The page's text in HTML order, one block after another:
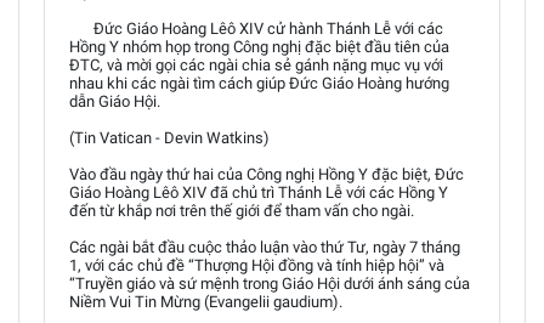
Đức Giáo Hoàng Lêô XIV cử hành Thánh Lễ với các
Hồng Y nhóm họp trong Công nghị đặc biệt đầu tiên của
ĐTC, và mời gọi các ngài chia sẻ gánh nặng mục vụ với
nhau khi các ngài tìm cách giúp Đức Giáo Hoàng hướng
dẫn Giáo Hội.
(Tin Vatican - Devin Watkins)
Vào đầu ngày thứ hai của Công nghị Hồng Y đặc biệt, Đức
Giáo Hoàng Lêô XIV đã chủ trì Thánh Lễ với các Hồng Y
đến từ khắp nơi trên thế giới để tham vấn cho ngài.
Các ngài bắt đầu cuộc thảo luận vào thứ Tư, ngày 7 tháng
1, với các chủ đề “Thượng Hội đồng và tính hiệp hội” và
“Truyền giáo và sứ mệnh trong Giáo Hội dưới ánh sáng của
Niềm Vui Tin Mừng (Evangelii gaudium).